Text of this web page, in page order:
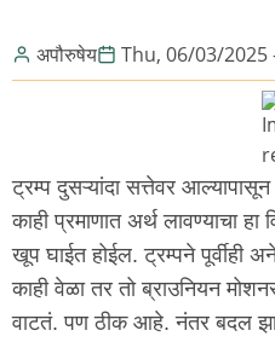
अपौरुषेय Thu, 06/03/2025
ट्रम्प दुसऱ्यांदा सत्तेवर
काही प्रमाणात अर्थ लावण्याचा
खूप घाईत होईल. ट्रम्पने पूर्वीही
काही वेळा तर तो ब्राउनियन
वाटतं. पण ठीक आहे. नंतर बदल